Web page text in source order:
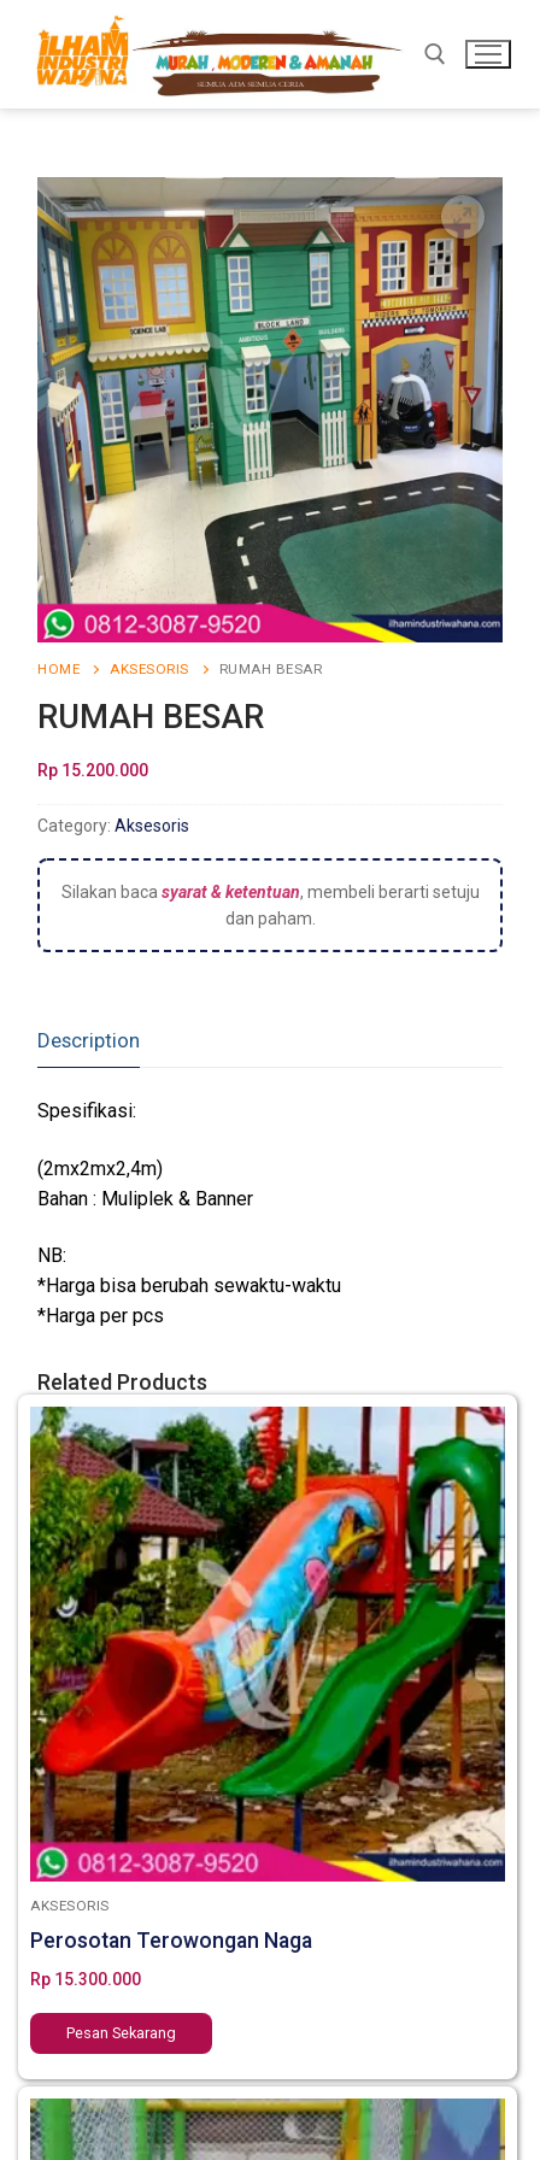
HOME AKSESORIS RUMAH BESAR
RUMAH BESAR
Rp 15.200.000
Category: Aksesoris
Silakan baca syarat & ketentuan, membeli berarti setuju
dan paham.
Description
Spesifikasi:
(2mx2mx2,4m)
Bahan : Muliplek & Banner
NB:
*Harga bisa berubah sewaktu-waktu
*Harga per pcs
Related Products
AKSESORIS
Perosotan Terowongan Naga
Rp 15.300.000
Pesan Sekarang